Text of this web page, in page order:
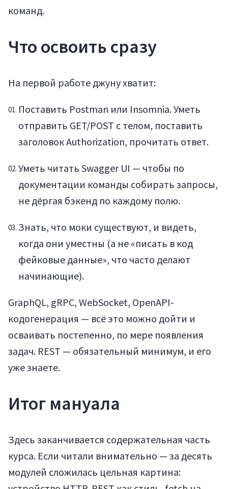
команд.
Что освоить сразу
На первой работе джуну хватит:
Поставить Postman или Insomnia. Уметь
отправить GET/POST с телом, поставить
заголовок Authorization, прочитать ответ.
Уметь читать Swagger UI — чтобы по
документации команды собирать запросы,
не дёргая бэкенд по каждому полю.
Знать, что моки существуют, и видеть,
когда они уместны (а не «писать в код
фейковые данные», что часто делают
начинающие).
GraphQL, gRPC, WebSocket, OpenAPI-
кодогенерация — всё это можно дойти и
осваивать постепенно, по мере появления
задач. REST — обязательный минимум, и его
уже знаете.
Итог мануала
Здесь заканчивается содержательная часть
курса. Если читали внимательно — за десять
модулей сложилась цельная картина: